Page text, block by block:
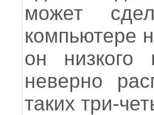
может
компьютере
он низкого
неверно
таких три-